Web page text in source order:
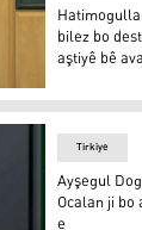
bilez bo
aştiyê bê
Tirkiye
Ayşegul
Ocalan ji